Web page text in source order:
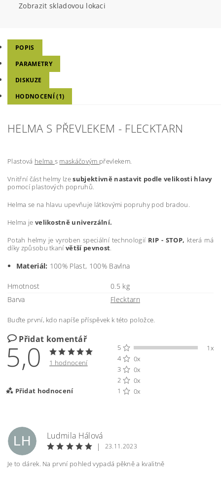
Zobrazit skladovou lokaci
POPIS
PARAMETRY
DISKUZE
HODNOCENÍ (1)
HELMA S PŘEVLEKEM - FLECKTARN
Plastová helma s maskáčovým převlekem.
Vnitřní část helmy lzesubjektivně nastavit podle velikosti hlavy
pomocí plastových popruhů.
Helma se na hlavu upevňuje látkovými popruhy pod bradou.
Helma je velikostně univerzální.
Potah helmy je vyroben speciální technologií RIP - STOP, která má
díky způsobu tkanívětší pevnost.
Materiál: 100% Plast, 100% Bavlna
Hmotnost
0.5 kg
Barva
Flecktarn
Buďte první, kdo napíše příspěvek k této položce.
Přidat komentář
5,0 1 hodnocení
Přidat hodnocení
5
1x
4
0x
3
0x
2
0x
1
0x
LH
Ludmila Hálová
|
23.11.2023
Je to dárek. Na první pohled vypadá pěkně a kvalitně